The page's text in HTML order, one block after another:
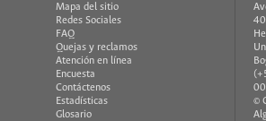
Mapa del sitio
Redes Sociales
FAQ
Quejas y reclamos
Atención en línea
Encuesta
Contáctenos
Estadísticas
Glosario
©